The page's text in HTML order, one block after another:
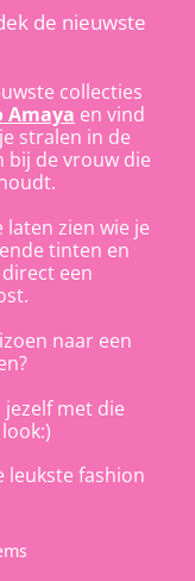
de nieuwste
collecties
Amaya en vind
stralen in de
bij de vrouw die
zien wie je
tinten en
een
naar een
met die
leukste fashion